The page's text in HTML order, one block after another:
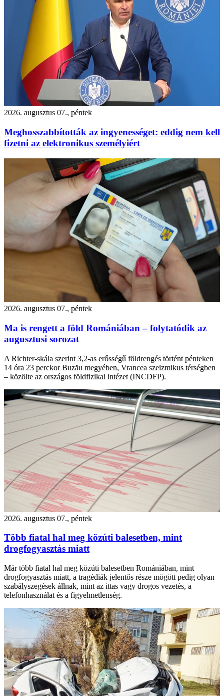
2026. augusztus 07., péntek
Meghosszabbították az ingyenességet: eddig nem kell
fizetni az elektronikus személyiért
2026. augusztus 07., péntek
Ma is rengett a föld Romániában – folytatódik az
augusztusi sorozat
A Richter-skála szerint 3,2-as erősségű földrengés történt pénteken
14 óra 23 perckor Buzău megyében, Vrancea szeizmikus térségben
– közölte az országos földfizikai intézet (INCDFP).
2026. augusztus 07., péntek
Több fiatal hal meg közúti balesetben, mint
drogfogyasztás miatt
Már több fiatal hal meg közúti balesetben Romániában, mint
drogfogyasztás miatt, a tragédiák jelentős része mögött pedig olyan
szabályszegések állnak, mint az ittas vagy drogos vezetés, a
telefonhasználat és a figyelmetlenség.